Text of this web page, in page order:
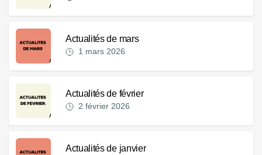
Actualités de mars
1 mars 2026
Actualités de février
2 février 2026
Actualités de janvier